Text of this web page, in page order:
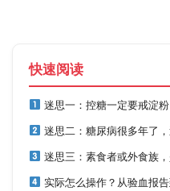
快速阅读
迷思一：控糖一定要戒淀
迷思二：糖尿病很多年了
迷思三：素食者或外食族
实际怎么操作？从验血报